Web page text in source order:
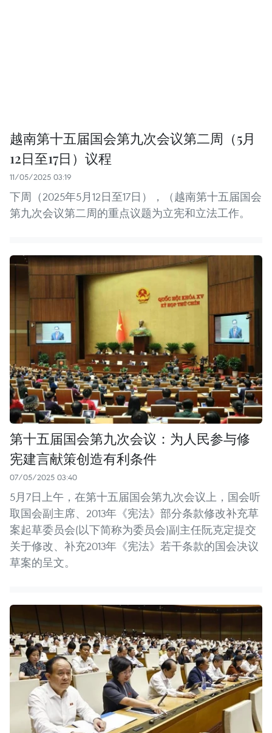
越南第十五届国会第九次会议第二周（5月
12日至17日）议程
11/05/2025 03:19
下周（2025年5月12日至17日），（越南第十五届国会
第九次会议第二周的重点议题为立宪和立法工作。
第十五届国会第九次会议：为人民参与修
宪建言献策创造有利条件
07/05/2025 03:40
5月7日上午，在第十五届国会第九次会议上，国会听
取国会副主席、2013年《宪法》部分条款修改补充草
案起草委员会(以下简称为委员会)副主任阮克定提交
关于修改、补充2013年《宪法》若干条款的国会决议
草案的呈文。